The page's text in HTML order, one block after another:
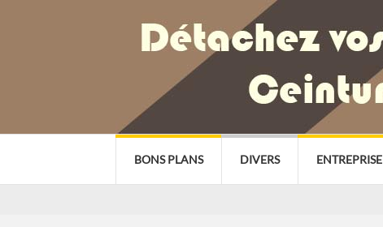
BONS PLANS DIVERS ENTREPRISE